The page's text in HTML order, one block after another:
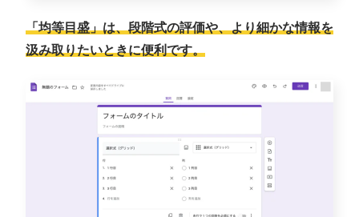
「均等目盛」は、段階式の評価や、より細かな情報を
汲み取りたいときに便利です。